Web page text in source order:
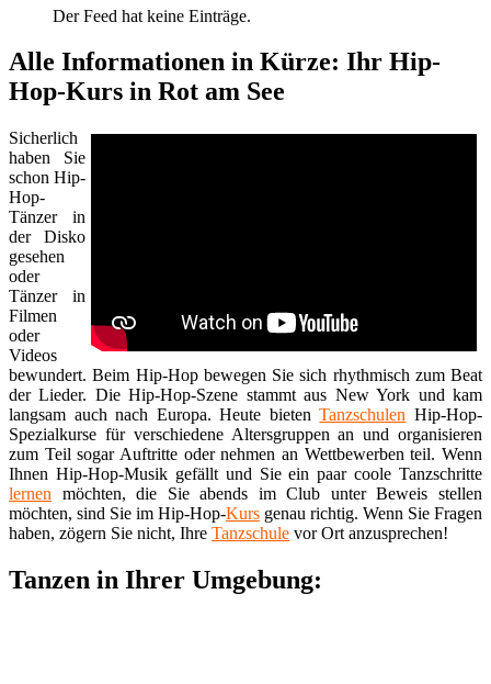
Der Feed hat keine Einträge.
Alle Informationen in Kürze: Ihr Hip-
Hop-Kurs in Rot am See
Sicherlich
haben Sie
schon Hip-
Hop-
Tänzer in
der Disko
gesehen
oder
Tänzer in
Filmen
oder
Videos
bewundert. Beim Hip-Hop bewegen Sie sich rhythmisch zum Beat
der Lieder. Die Hip-Hop-Szene stammt aus New York und kam
langsam auch nach Europa. Heute bietenTanzschulen Hip-Hop-
Spezialkurse für verschiedene Altersgruppen an und organisieren
zum Teil sogar Auftritte oder nehmen an Wettbewerben teil. Wenn
Ihnen Hip-Hop-Musik gefällt und Sie ein paar coole Tanzschritte
lernen möchten, die Sie abends im Club unter Beweis stellen
möchten, sind Sie im Hip-Hop-Kurs genau richtig. Wenn Sie Fragen
haben, zögern Sie nicht, Ihre Tanzschule vor Ort anzusprechen!
Tanzen in Ihrer Umgebung: